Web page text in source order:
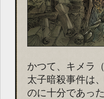
かつて、キメラ
太子暗殺事件は
のに十分であっ